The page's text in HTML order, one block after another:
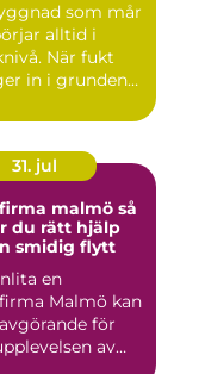
som mår
alltid i
När fukt
in i grunden
31. jul
malmö så
du rätt hjälp
smidig flytt
en
Malmö kan
för
av